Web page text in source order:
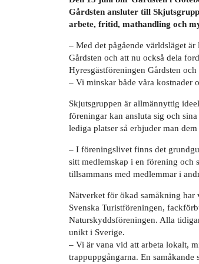
Gårdsten ansluter till
arbete, fritid, mathandling och
– Med det pågående världsläget
Gårdsten och att nu också dela
Hyresgästföreningen Gårdsten och
– Vi minskar både våra kostnader
Skjutsgruppen är allmännyttig
föreningar kan ansluta sig och
lediga platser så erbjuder man
– I föreningslivet finns det
sitt medlemskap i en förening och
tillsammans med medlemmar i
Nätverket för ökad samåkning har
Svenska Turistföreningen,
Naturskyddsföreningen. Alla
unikt i Sverige.
– Vi är vana vid att arbeta lokalt,
trappuppgångarna. En